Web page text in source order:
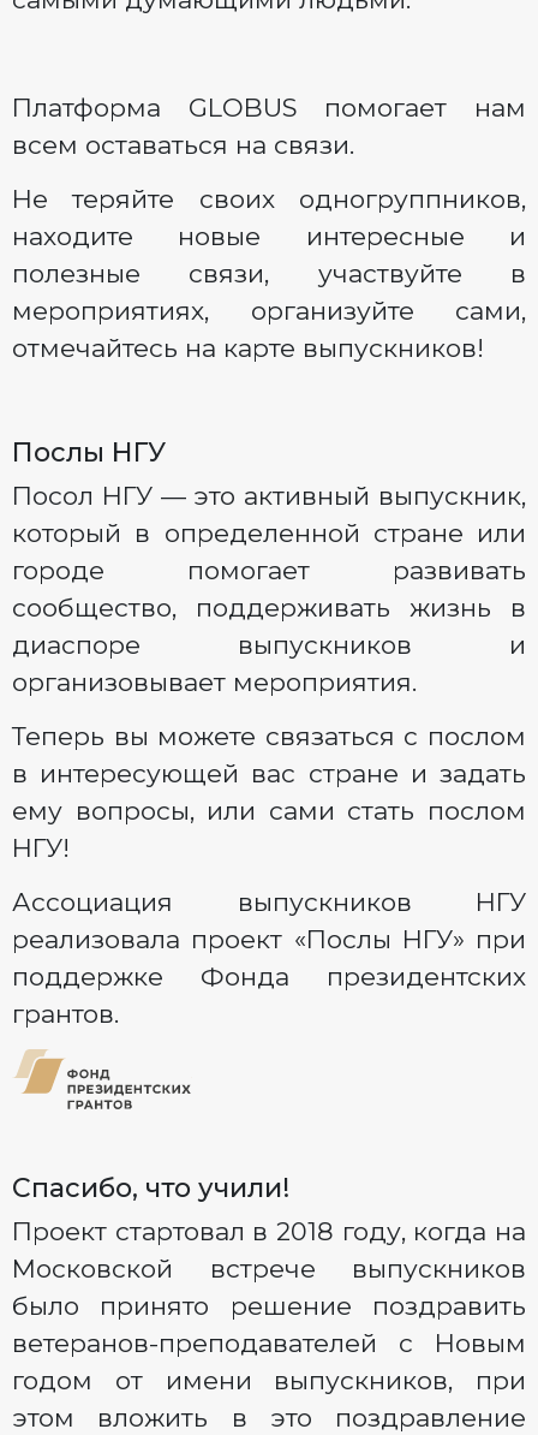
Платформа GLOBUS помогает нам
всем оставаться на связи.
Не теряйте своих одногруппников,
находите новые интересные и
полезные связи, участвуйте в
мероприятиях, организуйте сами,
отмечайтесь на карте выпускников!
Послы НГУ
Посол НГУ — это активный выпускник,
который в определенной стране или
городе помогает развивать
сообщество, поддерживать жизнь в
диаспоре выпускников и
организовывает мероприятия.
Теперь вы можете связаться с послом
в интересующей вас стране и задать
ему вопросы, или сами стать послом
НГУ!
Ассоциация выпускников НГУ
реализовала проект «Послы НГУ» при
поддержке Фонда президентских
грантов.
Спасибо, что учили!
Проект стартовал в 2018 году, когда на
Московской встрече выпускников
было принято решение поздравить
ветеранов-преподавателей с Новым
годом от имени выпускников, при
этом вложить в это поздравление